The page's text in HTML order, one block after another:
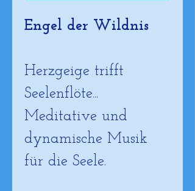
Engel der Wildnis
Herzgeige trifft
Seelenflöte...
Meditative und
dynamische Musik
für die Seele.